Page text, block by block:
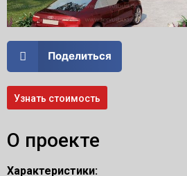
Поделиться
Узнать стоимость
О проекте
Характеристики: